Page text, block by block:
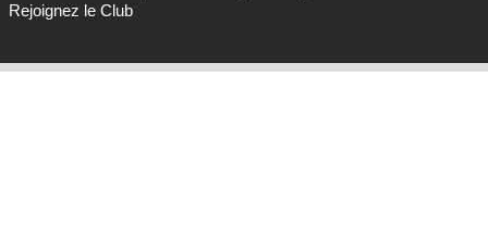
Rejoignez le Club